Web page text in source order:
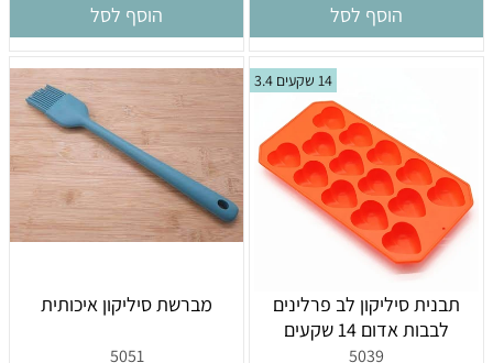
הוסף לסל הוסף לסל
14 שקעים 3.4
תבנית סיליקון לב פרלינים
לבבות אדום 14 שקעים
5039
מברשת סיליקון איכותית
5051